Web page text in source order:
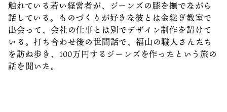
フォトダウンロード
関連リンク
触れている若い経営者が、ジーンズの膝を撫でながら
話している。ものづくりが好きな彼とは金継ぎ教室で
出会って、会社の仕事とは別でデザイン制作を請けて
いる。打ち合わせ後の世間話で、福山の職人さんたち
を訪ね歩き、100万円するジーンズを作ったという旅の
話を聞いた。